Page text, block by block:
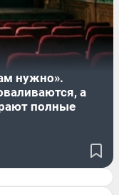
нужно».
а
полные